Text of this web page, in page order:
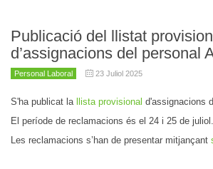
Publicació del llistat
d’assignacions del personal
Personal Laboral 23 Juliol 2025
S'ha publicat lallista provisional d'assignacions
El període de reclamacions és el 24 i 25 de juliol.
Les reclamacions s’han de presentar mitjançant